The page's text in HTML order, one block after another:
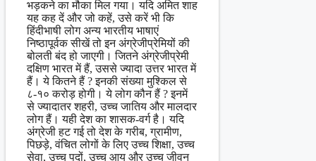
भड़कने का मौका मिल गया। यदि अमित शाह
यह कह दें और जो कहें, उसे करें भी कि
हिंदीभाषी लोग अन्य भारतीय भाषाएं
निष्ठापूर्वक सीखें तो इन अंग्रेजीप्रेमियों की
बोलती बंद हो जाएगी। जितने अंग्रेजीप्रेमी
दक्षिण भारत में हैं, उससे ज्यादा उत्तर भारत में
हैं। ये कितने हैं ? इनकी संख्या मुश्किल से
८-१० करोड़ होगी। ये लोग कौन हैं ? इनमें
से ज्यादातर शहरी, उच्च जातिय और मालदार
लोग हैं। यही देश का शासक-वर्ग है। यदि
अंग्रेजी हट गई तो देश के गरीब, ग्रामीण,
पिछड़े, वंचित लोगों के लिए उच्च शिक्षा, उच्च
सेवा, उच्च पदों, उच्च आय और उच्च जीवन